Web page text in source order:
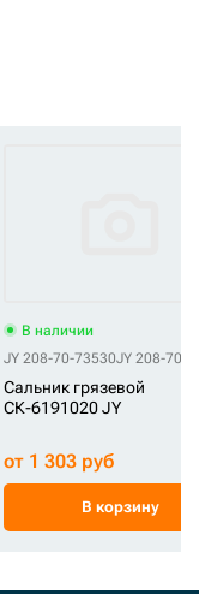
PARTS 3678467CM PARTS
В наличии
JY 208-70-73530JY 208-70-
Сальник грязевой
СК-6191020 JY
от 1 303 руб
В корзину